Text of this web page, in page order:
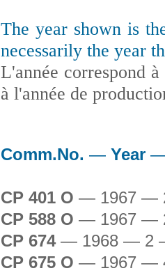
The year shown is
necessarily the year
L'année correspond
à l'année de
Comm.No.— Year
CP 401 O— 1967 —
CP 588 O— 1967 —
CP 674— 1968 — 2
CP 675 O— 1967 —